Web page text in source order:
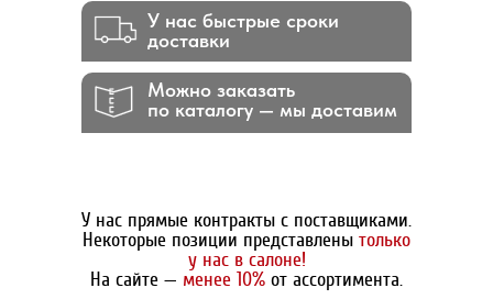
Можно заказать
по каталогу — мы доставим
У нас быстрые сроки
доставки
У нас прямые контракты с поставщиками.
Некоторые позиции представлены только
у нас в салоне!
На сайте — менее 10% от ассортимента.